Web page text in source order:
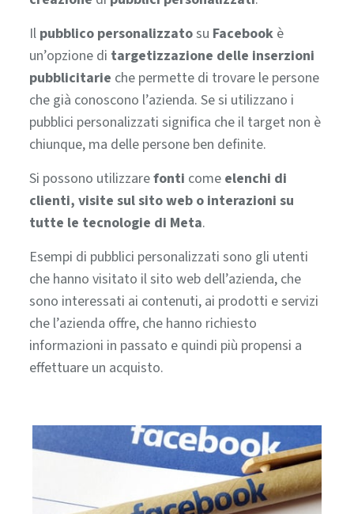
Il pubblico personalizzatosu Facebookè
un’opzione di targetizzazione delle inserzioni
pubblicitarie che permette di trovare le persone
che già conoscono l’azienda. Se si utilizzano i
pubblici personalizzati significa cheil target non è
chiunque, ma delle persone ben definite.
Si possono utilizzarefonti come elenchi di
clienti, visite sul sito web o interazioni su
tutte le tecnologie di Meta.
Esempi di pubblici personalizzati sono gli utenti
che hanno visitato il sito web dell’azienda, che
sono interessati ai contenuti, ai prodotti e servizi
che l’azienda offre, che hanno richiesto
informazioni in passato e quindi più propensi a
effettuare un acquisto.